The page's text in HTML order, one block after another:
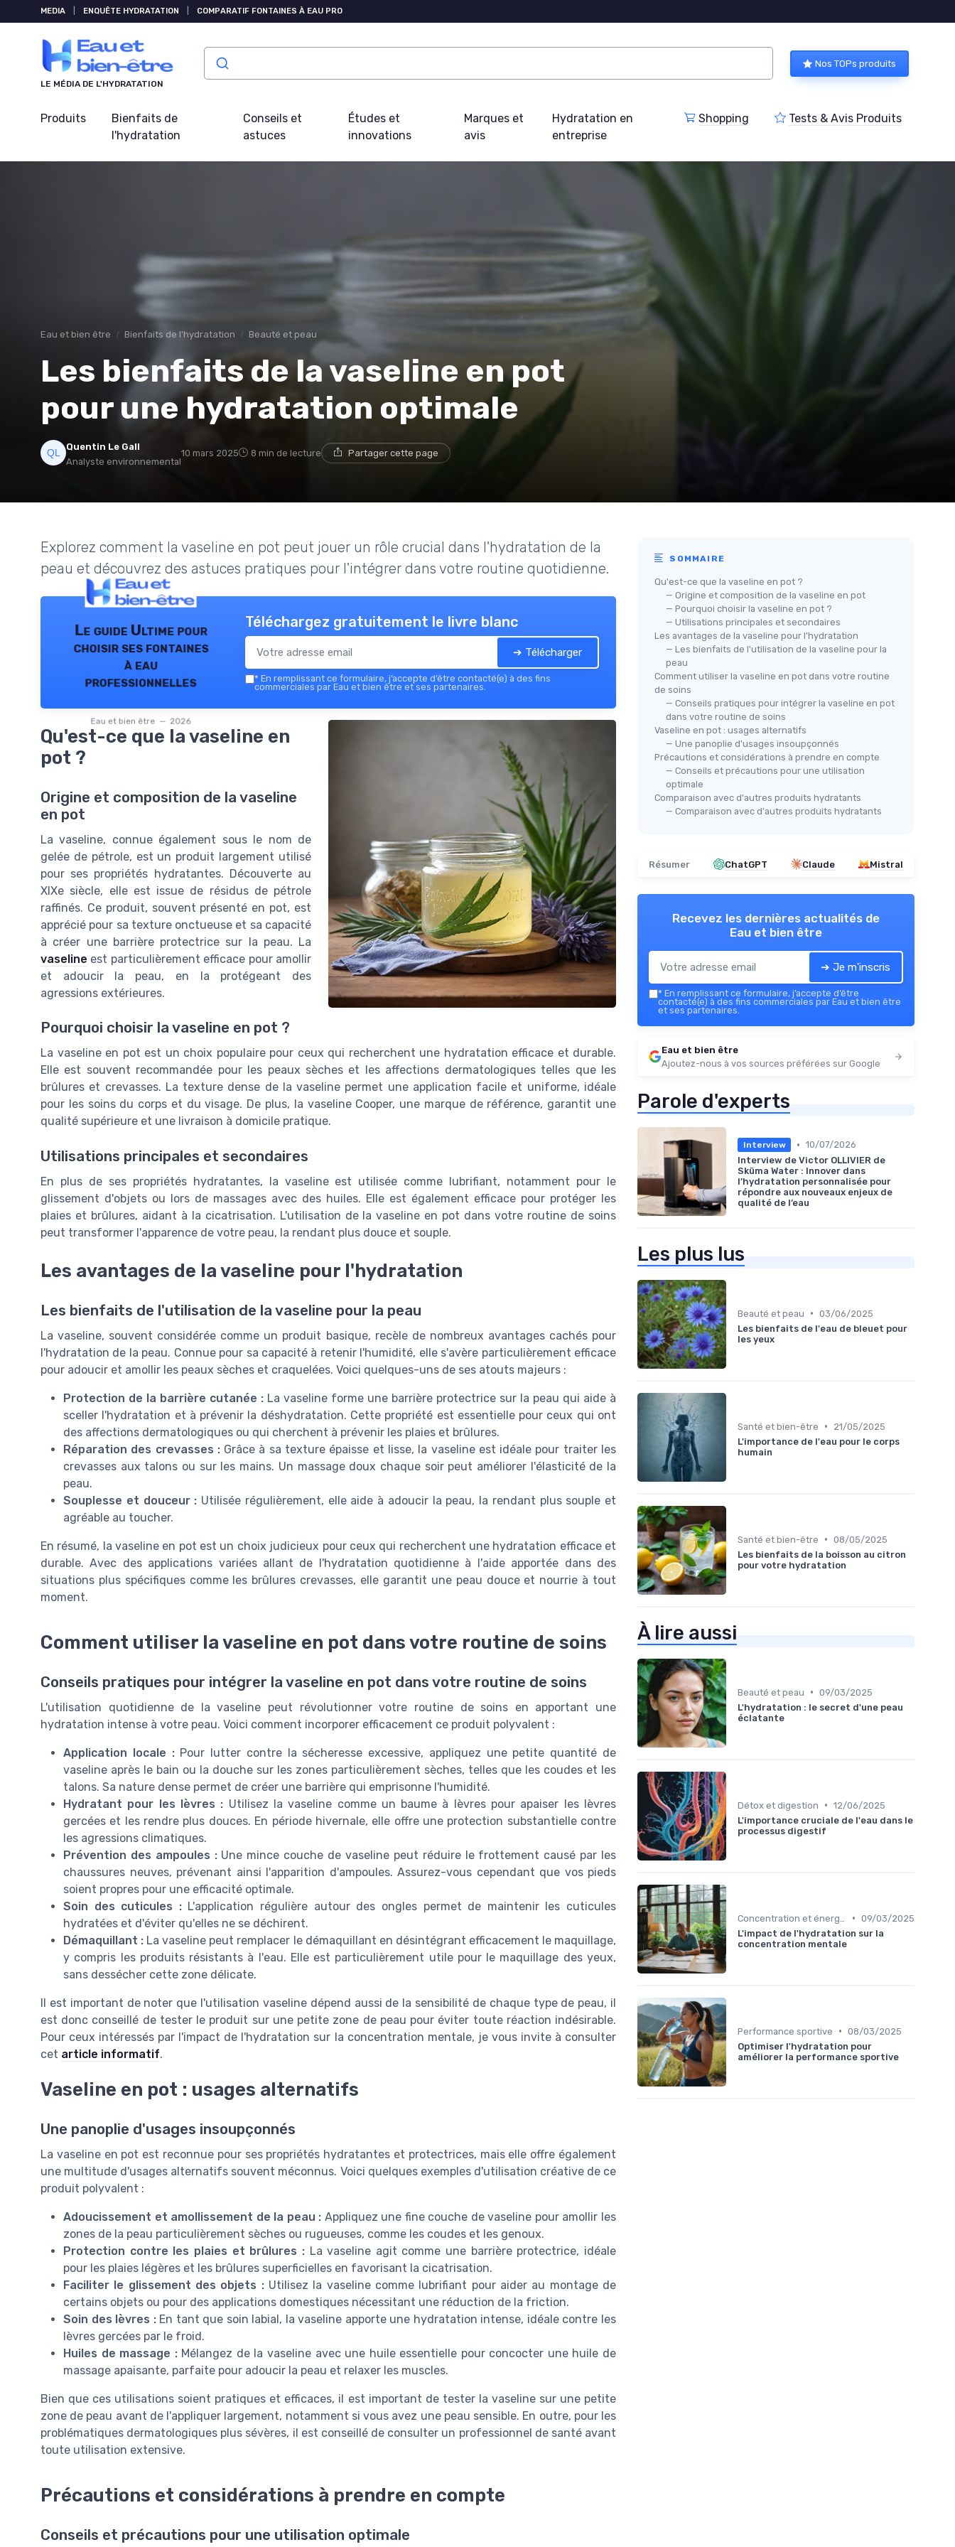
MEDIA ENQUÊTE HYDRATATION COMPARATIF FONTAINES À EAU PRO
LE MÉDIA DE L'HYDRATATION
Nos TOPs produits
Produits
Bienfaits de
l'hydratation
Conseils et
astuces
Études et
innovations
Marques et
avis
Hydratation en
entreprise
Shopping Tests & Avis Produits
Eau et bien être Bienfaits de l'hydratation Beauté et peau
Les bienfaits de la vaseline en pot
pour une hydratation optimale
Quentin Le Gall
Analyste environnemental
10 mars 2025 8 min de lecture Partager cette page
Explorez comment la vaseline en pot peut jouer un rôle crucial dans l'hydratation de la
peau et découvrez des astuces pratiques pour l'intégrer dans votre routine quotidienne.
Le guide Ultime pour
choisir ses fontaines
à eau
professionnelles
Eau et bien être — 2026
Téléchargez gratuitement le livre blanc
➔ Télécharger
* En remplissant ce formulaire, j’accepte d’être contacté(e) à des fins
commerciales par Eau et bien être et ses partenaires.
Qu'est-ce que la vaseline en
pot ?
Origine et composition de la vaseline
en pot
La vaseline, connue également sous le nom de
gelée de pétrole, est un produit largement utilisé
pour ses propriétés hydratantes. Découverte au
XIXe siècle, elle est issue de résidus de pétrole
raffinés. Ce produit, souvent présenté en pot, est
apprécié pour sa texture onctueuse et sa capacité
à créer une barrière protectrice sur la peau. La
vaseline est particulièrement efficace pour amollir
et adoucir la peau, en la protégeant des
agressions extérieures.
Pourquoi choisir la vaseline en pot ?
La vaseline en pot est un choix populaire pour ceux qui recherchent une hydratation efficace et durable.
Elle est souvent recommandée pour les peaux sèches et les affections dermatologiques telles que les
brûlures et crevasses. La texture dense de la vaseline permet une application facile et uniforme, idéale
pour les soins du corps et du visage. De plus, la vaseline Cooper, une marque de référence, garantit une
qualité supérieure et une livraison à domicile pratique.
Utilisations principales et secondaires
En plus de ses propriétés hydratantes, la vaseline est utilisée comme lubrifiant, notamment pour le
glissement d'objets ou lors de massages avec des huiles. Elle est également efficace pour protéger les
plaies et brûlures, aidant à la cicatrisation. L'utilisation de la vaseline en pot dans votre routine de soins
peut transformer l'apparence de votre peau, la rendant plus douce et souple.
Les avantages de la vaseline pour l'hydratation
Les bienfaits de l'utilisation de la vaseline pour la peau
La vaseline, souvent considérée comme un produit basique, recèle de nombreux avantages cachés pour
l'hydratation de la peau. Connue pour sa capacité à retenir l'humidité, elle s'avère particulièrement efficace
pour adoucir et amollir les peaux sèches et craquelées. Voici quelques-uns de ses atouts majeurs :
Protection de la barrière cutanée : La vaseline forme une barrière protectrice sur la peau qui aide à
sceller l'hydratation et à prévenir la déshydratation. Cette propriété est essentielle pour ceux qui ont
des affections dermatologiques ou qui cherchent à prévenir les plaies et brûlures.
Réparation des crevasses :Grâce à sa texture épaisse et lisse, la vaseline est idéale pour traiter les
crevasses aux talons ou sur les mains. Un massage doux chaque soir peut améliorer l'élasticité de la
peau.
Souplesse et douceur : Utilisée régulièrement, elle aide à adoucir la peau, la rendant plus souple et
agréable au toucher.
En résumé, la vaseline en pot est un choix judicieux pour ceux qui recherchent une hydratation efficace et
durable. Avec des applications variées allant de l'hydratation quotidienne à l'aide apportée dans des
situations plus spécifiques comme les brûlures crevasses, elle garantit une peau douce et nourrie à tout
moment.
Comment utiliser la vaseline en pot dans votre routine de soins
Conseils pratiques pour intégrer la vaseline en pot dans votre routine de soins
L'utilisation quotidienne de la vaseline peut révolutionner votre routine de soins en apportant une
hydratation intense à votre peau. Voici comment incorporer efficacement ce produit polyvalent :
Application locale :Pour lutter contre la sécheresse excessive, appliquez une petite quantité de
vaseline après le bain ou la douche sur les zones particulièrement sèches, telles que les coudes et les
talons. Sa nature dense permet de créer une barrière qui emprisonne l'humidité.
Hydratant pour les lèvres : Utilisez la vaseline comme un baume à lèvres pour apaiser les lèvres
gercées et les rendre plus douces. En période hivernale, elle offre une protection substantielle contre
les agressions climatiques.
Prévention des ampoules :Une mince couche de vaseline peut réduire le frottement causé par les
chaussures neuves, prévenant ainsi l'apparition d'ampoules. Assurez-vous cependant que vos pieds
soient propres pour une efficacité optimale.
Soin des cuticules :L'application régulière autour des ongles permet de maintenir les cuticules
hydratées et d'éviter qu'elles ne se déchirent.
Démaquillant : La vaseline peut remplacer le démaquillant en désintégrant efficacement le maquillage,
y compris les produits résistants à l'eau. Elle est particulièrement utile pour le maquillage des yeux,
sans dessécher cette zone délicate.
Il est important de noter que l'utilisation vaseline dépend aussi de la sensibilité de chaque type de peau, il
est donc conseillé de tester le produit sur une petite zone de peau pour éviter toute réaction indésirable.
Pour ceux intéressés par l'impact de l'hydratation sur la concentration mentale, je vous invite à consulter
cet article informatif.
Vaseline en pot : usages alternatifs
Une panoplie d'usages insoupçonnés
La vaseline en pot est reconnue pour ses propriétés hydratantes et protectrices, mais elle offre également
une multitude d'usages alternatifs souvent méconnus. Voici quelques exemples d'utilisation créative de ce
produit polyvalent :
Adoucissement et amollissement de la peau : Appliquez une fine couche de vaseline pour amollir les
zones de la peau particulièrement sèches ou rugueuses, comme les coudes et les genoux.
Protection contre les plaies et brûlures :La vaseline agit comme une barrière protectrice, idéale
pour les plaies légères et les brûlures superficielles en favorisant la cicatrisation.
Faciliter le glissement des objets :Utilisez la vaseline comme lubrifiant pour aider au montage de
certains objets ou pour des applications domestiques nécessitant une réduction de la friction.
Soin des lèvres :En tant que soin labial, la vaseline apporte une hydratation intense, idéale contre les
lèvres gercées par le froid.
Huiles de massage :Mélangez de la vaseline avec une huile essentielle pour concocter une huile de
massage apaisante, parfaite pour adoucir la peau et relaxer les muscles.
Bien que ces utilisations soient pratiques et efficaces, il est important de tester la vaseline sur une petite
zone de peau avant de l'appliquer largement, notamment si vous avez une peau sensible. En outre, pour les
problématiques dermatologiques plus sévères, il est conseillé de consulter un professionnel de santé avant
toute utilisation extensive.
Précautions et considérations à prendre en compte
Conseils et précautions pour une utilisation optimale
SOMMAIRE
Qu'est-ce que la vaseline en pot ?
— Origine et composition de la vaseline en pot
— Pourquoi choisir la vaseline en pot ?
— Utilisations principales et secondaires
Les avantages de la vaseline pour l'hydratation
— Les bienfaits de l'utilisation de la vaseline pour la
peau
Comment utiliser la vaseline en pot dans votre routine
de soins
— Conseils pratiques pour intégrer la vaseline en pot
dans votre routine de soins
Vaseline en pot : usages alternatifs
— Une panoplie d'usages insoupçonnés
Précautions et considérations à prendre en compte
— Conseils et précautions pour une utilisation
optimale
Comparaison avec d'autres produits hydratants
— Comparaison avec d'autres produits hydratants
Résumer ChatGPT Claude Mistral
Recevez les dernières actualités de
Eau et bien être
➔ Je m'inscris
* En remplissant ce formulaire, j’accepte d’être
contacté(e) à des fins commerciales par Eau et bien être
et ses partenaires.
Eau et bien être
Ajoutez-nous à vos sources préférées sur Google
Parole d'experts
Interview • 10/07/2026
Interview de Victor OLLIVIER de
Sküma Water : Innover dans
l’hydratation personnalisée pour
répondre aux nouveaux enjeux de
qualité de l’eau
Les plus lus
Beauté et peau • 03/06/2025
Les bienfaits de l'eau de bleuet pour
les yeux
Santé et bien-être •
21/05/2025
L'importance de l'eau pour le corps
humain
Santé et bien-être • 08/05/2025
Les bienfaits de la boisson au citron
pour votre hydratation
À lire aussi
Beauté et peau • 09/03/2025
L'hydratation : le secret d'une peau
éclatante
Détox et digestion • 12/06/2025
L'importance cruciale de l'eau dans le
processus digestif
• 09/03/2025
L'impact de l'hydratation sur la
concentration mentale
Performance sportive • 08/03/2025
Optimiser l'hydratation pour
améliorer la performance sportive
Panneau de gestion des cookies